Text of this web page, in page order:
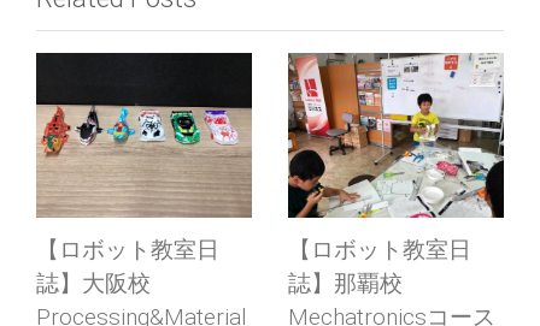
【ロボット教室日
誌】大阪校
Processing&Material
【ロボット教室日
誌】那覇校
Mechatronicsコース